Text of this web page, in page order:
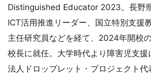
Distinguished Educator 2023。長野
ICT活用推進リーダー、国立特別支援
主任研究員などを経て、2024年開校
校長に就任。大学時代より障害児支援
法人ドロップレット・プロジェクト代